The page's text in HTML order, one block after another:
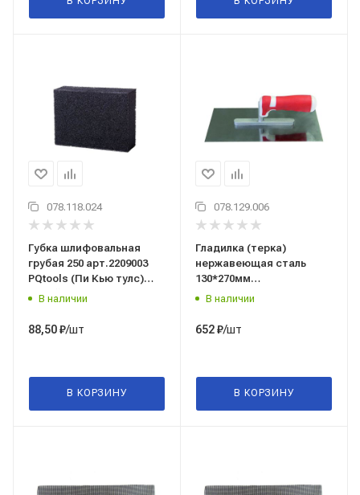
078.118.024
Губка шлифовальная
грубая 250 арт.2209003
PQtools (Пи Кью тулс)
Китай
В наличии
88,50₽/шт
В КОРЗИНУ
078.129.006
Гладилка (терка)
нержавеющая сталь
130*270мм
двухкомпонентная
(пи кью тулс)
В наличии
652₽/шт
В КОРЗИНУ